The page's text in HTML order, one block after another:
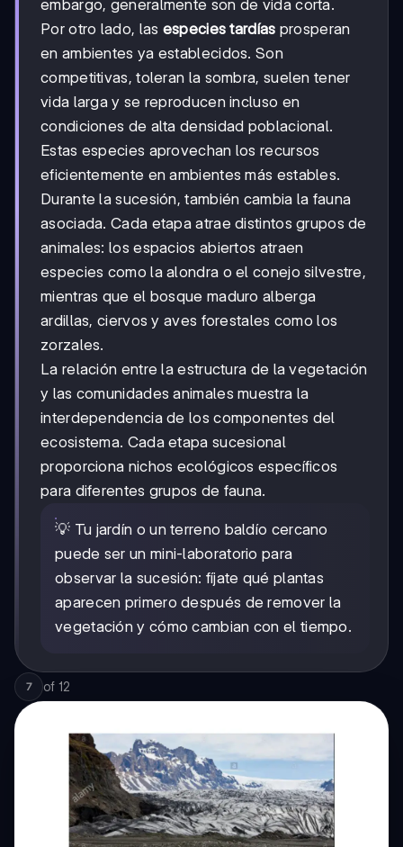
embargo, generalmente son de vida corta.
Por otro lado, las especies tardías prosperan
en ambientes ya establecidos. Son
competitivas, toleran la sombra, suelen tener
vida larga y se reproducen incluso en
condiciones de alta densidad poblacional.
Estas especies aprovechan los recursos
eficientemente en ambientes más estables.
Durante la sucesión, también cambia la fauna
asociada. Cada etapa atrae distintos grupos de
animales: los espacios abiertos atraen
especies como la alondra o el conejo silvestre,
mientras que el bosque maduro alberga
ardillas, ciervos y aves forestales como los
zorzales.
La relación entre la estructura de la vegetación
y las comunidades animales muestra la
interdependencia de los componentes del
ecosistema. Cada etapa sucesional
proporciona nichos ecológicos específicos
para diferentes grupos de fauna.
💡 Tu jardín o un terreno baldío cercano
puede ser un mini-laboratorio para
observar la sucesión: fíjate qué plantas
aparecen primero después de remover la
vegetación y cómo cambian con el tiempo.
7 of 12